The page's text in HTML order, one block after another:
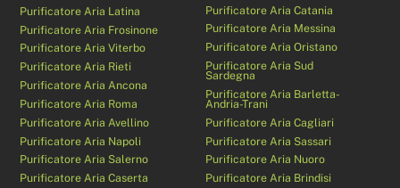
Purificatore Aria Latina
Purificatore Aria Frosinone
Purificatore Aria Viterbo
Purificatore Aria Rieti
Purificatore Aria Ancona
Purificatore Aria Roma
Purificatore Aria Avellino
Purificatore Aria Napoli
Purificatore Aria Salerno
Purificatore Aria Caserta
Purificatore Aria Catania
Purificatore Aria Messina
Purificatore Aria Oristano
Purificatore Aria Sud
Sardegna
Purificatore Aria Barletta-
Andria-Trani
Purificatore Aria Cagliari
Purificatore Aria Sassari
Purificatore Aria Nuoro
Purificatore Aria Brindisi